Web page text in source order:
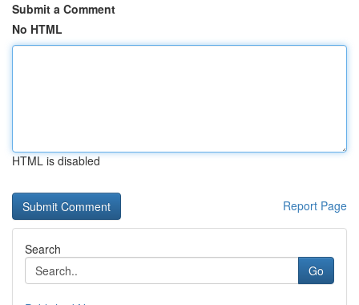
Submit a Comment
No HTML
HTML is disabled
Report Page
Search
Go